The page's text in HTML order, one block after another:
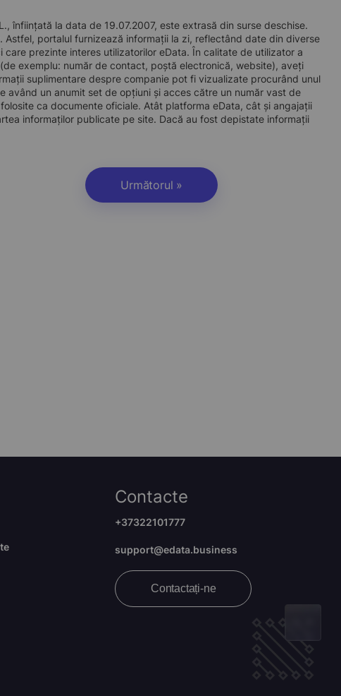
înființată la data de 19.07.2007, este extrasă din surse deschise.
portalul furnizează informații la zi, reflectând date din diverse
prezinte interes utilizatorilor eData. În calitate de utilizator a
exemplu: număr de contact, poștă electronică, website), aveți
suplimentare despre companie pot fi vizualizate procurând unul
un anumit set de opțiuni și acces către un număr vast de
ca documente oficiale. Atât platforma eData, cât și angajații
informaților publicate pe site. Dacă au fost depistate informații
Următorul »
Contacte
+37322101777
support@edata.business
Contactați-ne